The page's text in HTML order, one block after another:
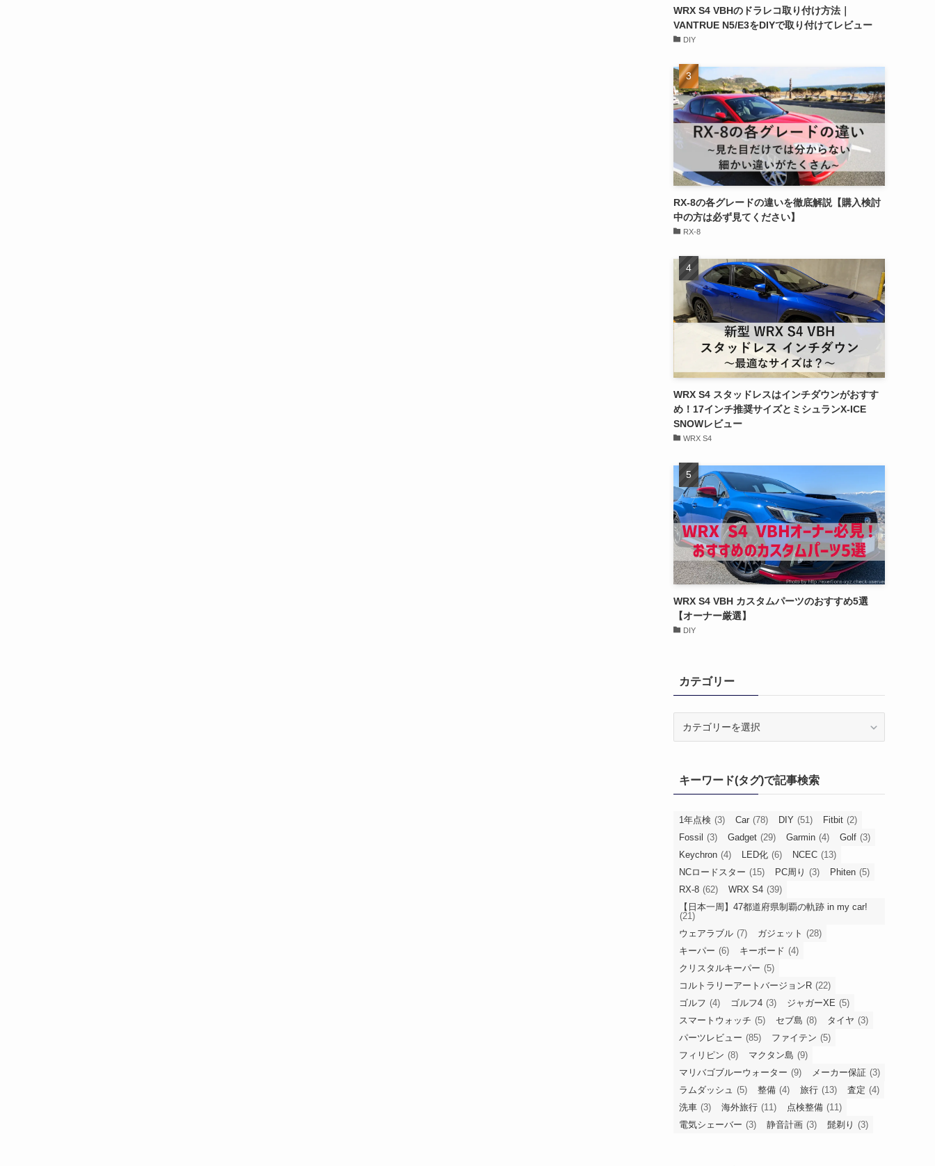
WRX S4 VBHのドラレコ取り付け方法｜
VANTRUE N5/E3をDIYで取り付けてレビュー
DIY
RX-8の各グレードの違いを徹底解説【購入検討
中の方は必ず見てください】
RX-8
WRX S4 スタッドレスはインチダウンがおすす
め！17インチ推奨サイズとミシュランX-ICE
SNOWレビュー
WRX S4
WRX S4 VBH カスタムパーツのおすすめ5選
【オーナー厳選】
DIY
カテゴリー
ーキーワード(タグ)で記事検索
1年点検 (3) Car (78) DIY (51) Fitbit (2)
Fossil (3) Gadget (29) Garmin (4) Golf (3)
Keychron (4) LED化 (6) NCEC (13)
NCロードスター (15) PC周り (3) Phiten (5)
RX-8 (62) WRX S4 (39)
【日本一周】47都道府県制覇の軌跡 in my car!
(21)
ウェアラブル (7) ガジェット (28)
キーパー (6) キーボード (4)
クリスタルキーパー (5)
コルトラリーアートバージョンR (22)
ゴルフ (4) ゴルフ4 (3) ジャガーXE (5)
スマートウォッチ (5) セブ島 (8) タイヤ (3)
パーツレビュー (85) ファイテン (5)
フィリピン (8) マクタン島 (9)
マリバゴブルーウォーター (9) メーカー保証 (3)
ラムダッシュ (5) 整備 (4) 旅行 (13) 査定 (4)
洗車 (3) 海外旅行 (11) 点検整備 (11)
電気シェーバー (3) 静音計画 (3) 髭剃り (3)